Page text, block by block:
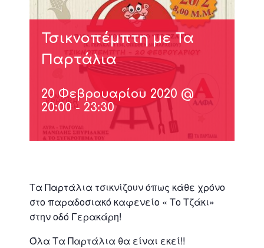
Τσικνοπέμπτη με Τα
Παρτάλια
20 Φεβρουαρίου 2020 @
20:00- 23:30
Τα Παρτάλια τσικνίζουν όπως κάθε χρόνο
στο παραδοσιακό καφενείο « Το Τζάκι»
στην οδό Γερακάρη!
Όλα Τα Παρτάλια θα είναι εκεί!!